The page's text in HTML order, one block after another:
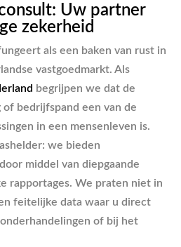
Uw partner
zekerheid
als een baken van rust in
vastgoedmarkt. Als
begrijpen we dat de
bedrijfspand een van de
in een mensenleven is.
we bieden
middel van diepgaande
rapportages. We praten niet in
feitelijke data waar u direct
of bij het